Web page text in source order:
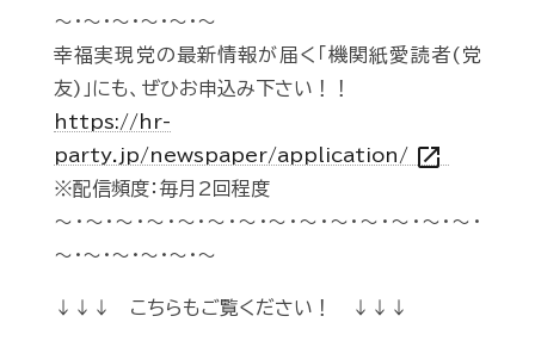
～・～・～・～・～・～
幸福実現党の最新情報が届く「機関紙愛読者(党
友)」にも、ぜひお申込み下さい！！
https://hr-
party.jp/newspaper/application/ open_in_new
※配信頻度：毎月2回程度
～・～・～・～・～・～・～・～・～・～・～・～・～・～・
～・～・～・～・～・～
↓↓↓ こちらもご覧ください！ ↓↓↓